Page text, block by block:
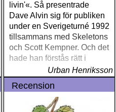
livin'«. Så presentrade
Dave Alvin sig för publiken
under en Sverigeturné 1992
tillsammans med Skeletons
och Scott Kempner. Och det
hade han förstås rätt i
Urban Henriksson
Recension